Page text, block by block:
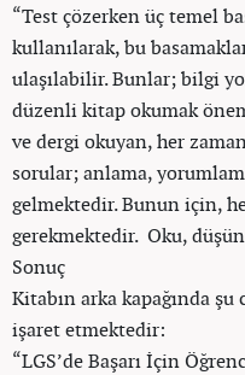
“Test çözerken üç temel
kullanılarak, bu
ulaşılabilir. Bunlar; bilgi
düzenli kitap okumak
ve dergi okuyan, her
sorular; anlama,
gelmektedir. Bunun için,
gerekmektedir. Oku,
Sonuç
Kitabın arka kapağında
işaret etmektedir:
“LGS’de Başarı İçin